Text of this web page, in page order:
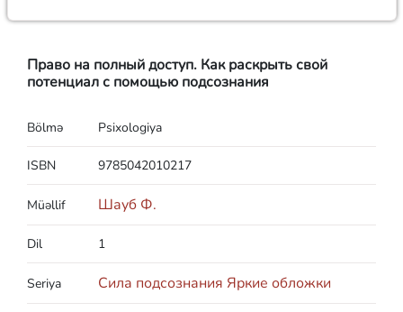
Право на полный доступ. Как раскрыть свой
потенциал с помощью подсознания
Bölmə Psixologiya
ISBN 9785042010217
Müəllif Шауб Ф.
Dil 1
Seriya Сила подсознания Яркие обложки